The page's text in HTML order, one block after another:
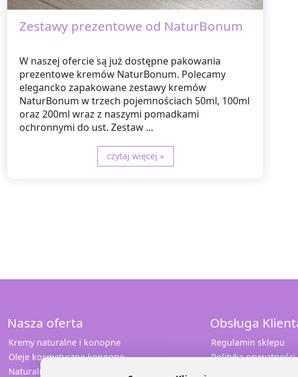
Zestawy prezentowe od NaturBonum
W naszej ofercie są już dostępne pakowania
prezentowe kremów NaturBonum. Polecamy
elegancko zapakowane zestawy kremów
NaturBonum w trzech pojemnościach 50ml, 100ml
oraz 200ml wraz z naszymi pomadkami
ochronnymi do ust. Zestaw ...
czytaj więcej »
Nasza oferta
Kremy naturalne i konopne
Oleje kosmetyczne konopne
Naturalna pomadka
Obsługa
Regulamin sklepu
Polityka prywatności